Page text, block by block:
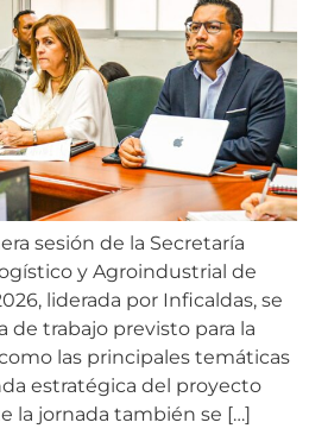
sesión de la Secretaría
y Agroindustrial de
liderada por Inficaldas, se
de trabajo previsto para la
las principales temáticas
estratégica del proyecto
la jornada también se […]